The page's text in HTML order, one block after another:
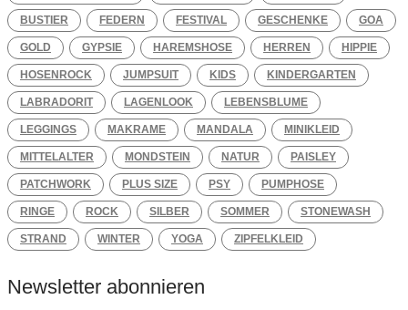
BUSTIER FEDERN FESTIVAL GESCHENKE GOA
GOLD GYPSIE HAREMSHOSE HERREN HIPPIE
HOSENROCK JUMPSUIT KIDS KINDERGARTEN
LABRADORIT LAGENLOOK LEBENSBLUME
LEGGINGS MAKRAME MANDALA MINIKLEID
MITTELALTER MONDSTEIN NATUR PAISLEY
PATCHWORK PLUS SIZE PSY PUMPHOSE
RINGE ROCK SILBER SOMMER STONEWASH
STRAND WINTER YOGA ZIPFELKLEID
Newsletter abonnieren